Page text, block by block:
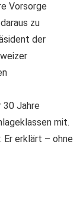
Vorsorge
zu
der
Jahre
mit.
Er erklärt – ohne